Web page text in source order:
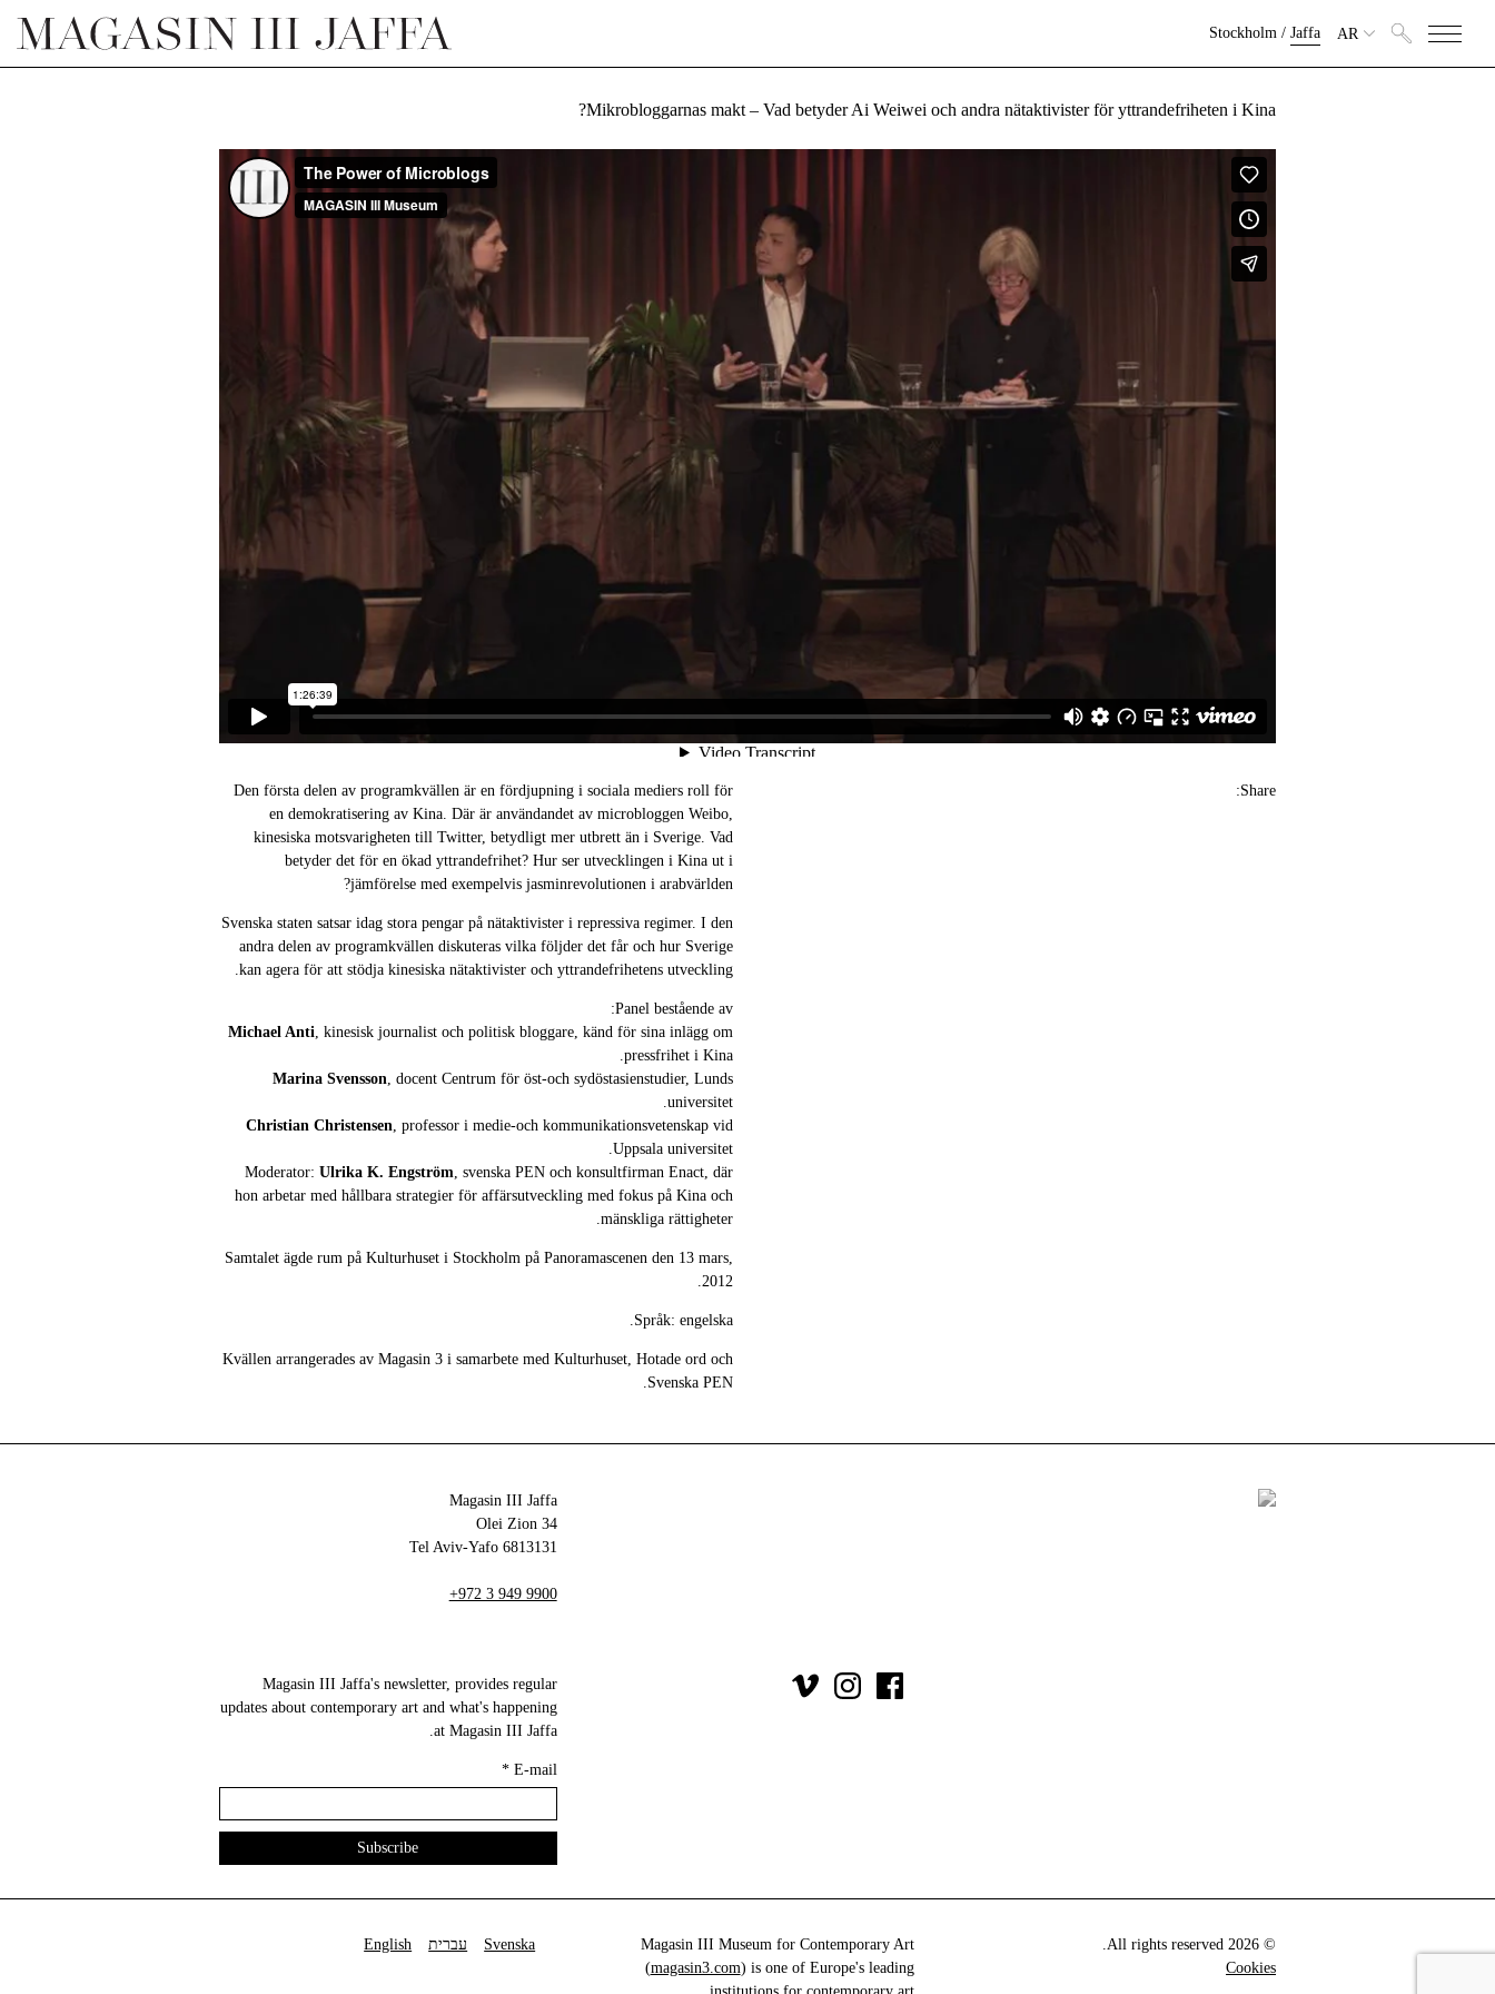
Stockholm/ Jaffa AR
Mikrobloggarnas makt – Vad betyder Ai Weiwei och andra nätaktivister för yttrandefriheten i Kina?
Den första delen av programkvällen är en fördjupning i sociala mediers roll för
en demokratisering av Kina. Där är användandet av microbloggen Weibo,
kinesiska motsvarigheten till Twitter, betydligt mer utbrett än i Sverige. Vad
betyder det för en ökad yttrandefrihet? Hur ser utvecklingen i Kina ut i
jämförelse med exempelvis jasminrevolutionen i arabvärlden?
Svenska staten satsar idag stora pengar på nätaktivister i repressiva regimer. I den
andra delen av programkvällen diskuteras vilka följder det får och hur Sverige
kan agera för att stödja kinesiska nätaktivister och yttrandefrihetens utveckling.
Panel bestående av:
Michael Anti, kinesisk journalist och politisk bloggare, känd för sina inlägg om
pressfrihet i Kina.
Marina Svensson, docent Centrum för öst-och sydöstasienstudier, Lunds
universitet.
Christian Christensen, professor i medie-och kommunikationsvetenskap vid
Uppsala universitet.
Moderator: Ulrika K. Engström, svenska PEN och konsultfirman Enact, där
hon arbetar med hållbara strategier för affärsutveckling med fokus på Kina och
mänskliga rättigheter.
Samtalet ägde rum på Kulturhuset i Stockholm på Panoramascenen den 13 mars,
2012.
Språk: engelska.
Kvällen arrangerades av Magasin 3 i samarbete med Kulturhuset, Hotade ord och
Svenska PEN.
Share:
Magasin III Jaffa
34 Olei Zion
6813131 Tel Aviv-Yafo
+972 3 949 9900
Magasin III Jaffa's newsletter, provides regular
updates about contemporary art and what's happening
at Magasin III Jaffa.
E-mail
*
Svenska עברית English
Magasin III Museum for Contemporary Art
(magasin3.com) is one of Europe's leading
© 2026 All rights reserved.
Cookies